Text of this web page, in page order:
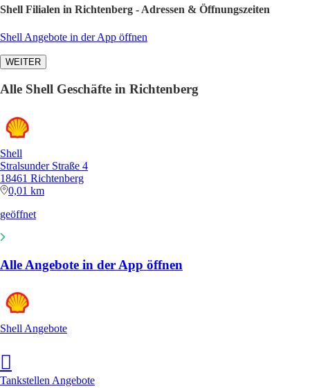
Shell Filialen in Richtenberg - Adressen & Öffnungszeiten
Shell Angebote in der App öffnen
WEITER
Alle Shell Geschäfte in Richtenberg
Shell
Stralsunder Straße 4
18461 Richtenberg
0,01 km
geöffnet
Alle Angebote in der App öffnen
Shell Angebote
Tankstellen Angebote